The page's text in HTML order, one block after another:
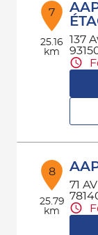
7
25.16
km
137
8
25.79
km
71